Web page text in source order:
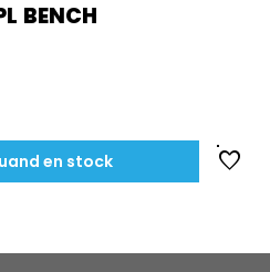
BENCH
en stock favorite